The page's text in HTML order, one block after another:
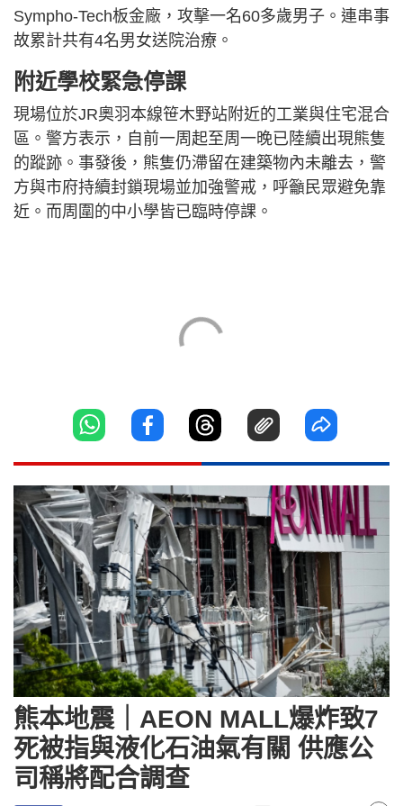
Sympho-Tech板金廠，攻擊一名60多歲男子。連串事
故累計共有4名男女送院治療。
附近學校緊急停課
現場位於JR奧羽本線笹木野站附近的工業與住宅混合
區。警方表示，自前一周起至周一晚已陸續出現熊隻
的蹤跡。事發後，熊隻仍滯留在建築物內未離去，警
方與市府持續封鎖現場並加強警戒，呼籲民眾避免靠
近。而周圍的中小學皆已臨時停課。
熊本地震｜AEON MALL爆炸致7
死被指與液化石油氣有關 供應公
司稱將配合調查